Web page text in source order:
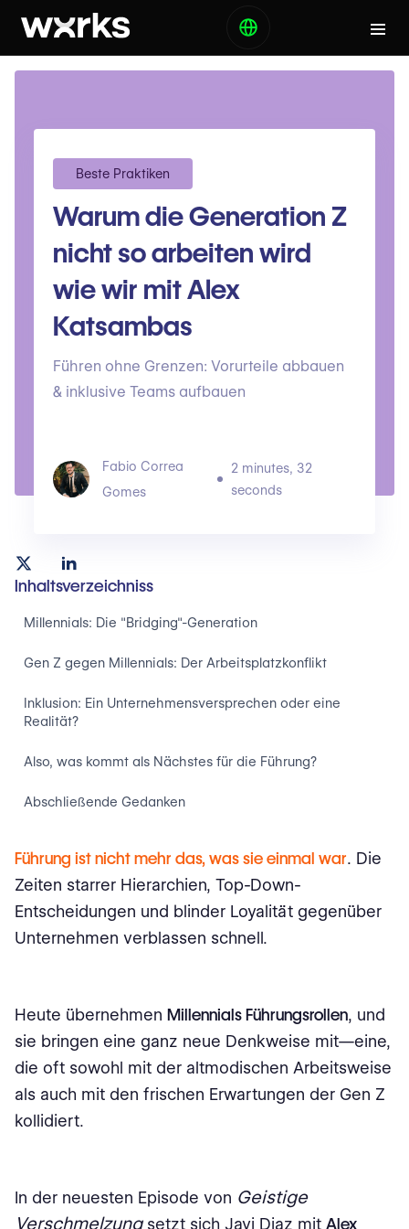
Beste Praktiken
Warum die Generation Z
nicht so arbeiten wird
wie wir mit Alex
Katsambas
Führen ohne Grenzen: Vorurteile abbauen
& inklusive Teams aufbauen
Fabio Correa
Gomes
2 minutes, 32
seconds
Inhaltsverzeichniss
Millennials: Die "Bridging"-Generation
Gen Z gegen Millennials: Der Arbeitsplatzkonflikt
Inklusion: Ein Unternehmensversprechen oder eine
Realität?
Also, was kommt als Nächstes für die Führung?
Abschließende Gedanken
Führung ist nicht mehr das, was sie einmal war. Die
Zeiten starrer Hierarchien, Top-Down-
Entscheidungen und blinder Loyalität gegenüber
Unternehmen verblassen schnell.
Heute übernehmen Millennials Führungsrollen, und
sie bringen eine ganz neue Denkweise mit—eine,
die oft sowohl mit der altmodischen Arbeitsweise
als auch mit den frischen Erwartungen der Gen Z
kollidiert.
In der neuesten Episode von Geistige
Verschmelzungsetzt sich Javi Diaz mit Alex